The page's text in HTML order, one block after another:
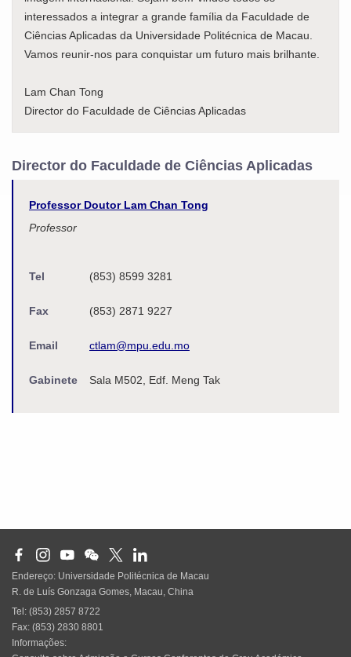
interessados a integrar a grande família da Faculdade de
Ciências Aplicadas da Universidade Politécnica de Macau.
Vamos reunir-nos para conquistar um futuro mais brilhante.
Lam Chan Tong
Director do Faculdade de Ciências Aplicadas
Director do Faculdade de Ciências Aplicadas
Professor Doutor Lam Chan Tong
Professor
Tel (853) 8599 3281
Fax (853) 2871 9227
Email ctlam@mpu.edu.mo
Gabinete Sala M502, Edf. Meng Tak
Endereço: Universidade Politécnica de Macau
R. de Luís Gonzaga Gomes, Macau, China
Tel: (853) 2857 8722
Fax: (853) 2830 8801
Informações: